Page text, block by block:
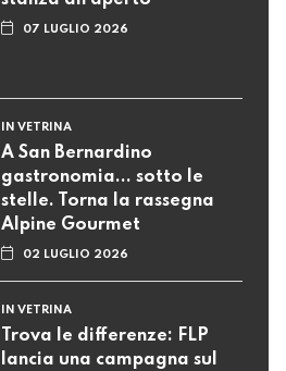
07 LUGLIO 2026
IN VETRINA
A San Bernardino
gastronomia... sotto le
stelle. Torna la rassegna
Alpine Gourmet
02 LUGLIO 2026
IN VETRINA
Trova le differenze: FLP
lancia una campagna sul